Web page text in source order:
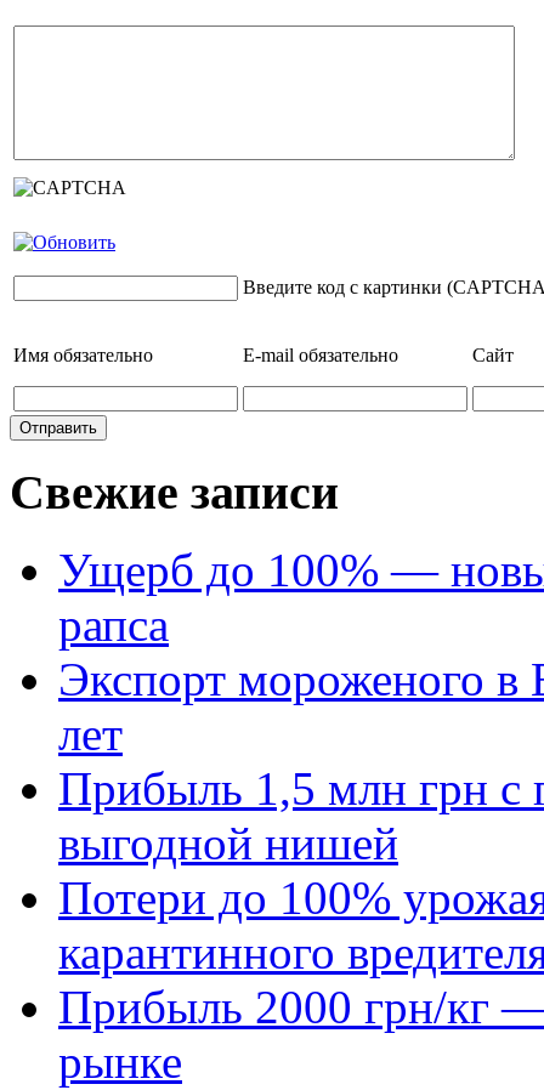
Введите код с картинки
Имя обязательно E-mail обязательно Сайт
Свежие записи
Ущерб до 100% —
рапса
Экспорт мороженого в
лет
Прибыль 1,5 млн грн с
выгодной нишей
Потери до 100%
карантинного
Прибыль 2000 грн/кг —
рынке